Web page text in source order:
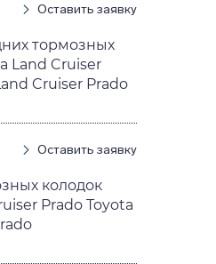
Оставить заявку
тормозных
Land Cruiser
Cruiser Prado
Оставить заявку
колодок
Prado Toyota